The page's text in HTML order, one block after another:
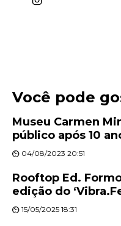
Você pode
Museu Carmen
público após 10
04/08/2023 20:51
Rooftop Ed.
edição do
15/05/2025 18:31